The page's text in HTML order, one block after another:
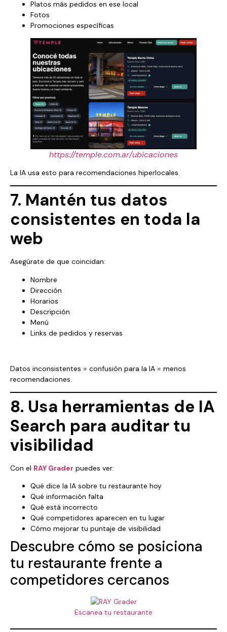
Platos más pedidos en ese local
Fotos
Promociones específicas
https://temple.com.ar/ubicaciones
La IA usa esto para recomendaciones hiperlocales.
7. Mantén tus datos
consistentes en toda la
web
Asegúrate de que coincidan:
Nombre
Dirección
Horarios
Descripción
Menú
Links de pedidos y reservas
Datos inconsistentes = confusión para la IA = menos
recomendaciones.
8. Usa herramientas de IA
Search para auditar tu
visibilidad
Con el RAY Grader puedes ver:
Qué dice la IA sobre tu restaurante hoy
Qué información falta
Qué está incorrecto
Qué competidores aparecen en tu lugar
Cómo mejorar tu puntaje de visibilidad
Descubre cómo se posiciona
tu restaurante frente a
competidores cercanos
Escanea tu restaurante